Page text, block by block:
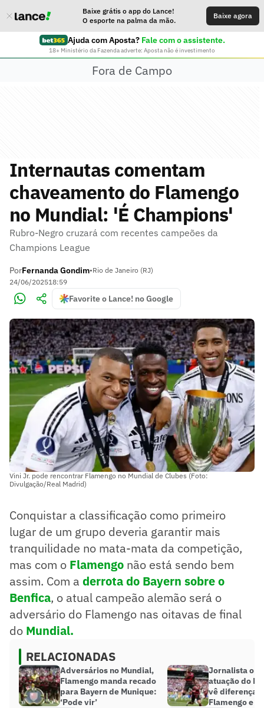
Baixe grátis o app do Lance!
O esporte na palma da mão.
Baixe agora
Ajuda com Aposta? Fale com o assistente.
18+ Ministério da Fazenda adverte: Aposta não é investimento
Fora de Campo
Internautas comentam
chaveamento do Flamengo
no Mundial: 'É Champions'
Rubro-Negro cruzará com recentes campeões da
Champions League
PorFernanda Gondim•Rio de Janeiro (RJ)
24/06/202518:59
Favorite o Lance! no Google
Vini Jr. pode rencontrar Flamengo no Mundial de Clubes (Foto:
Divulgação/Real Madrid)
Conquistar a classificação como primeiro
lugar de um grupo deveria garantir mais
tranquilidade no mata-mata da competição,
mas com o Flamengo não está sendo bem
assim. Com a derrota do Bayern sobre o
Benfica, o atual campeão alemão será o
adversário do Flamengo nas oitavas de final
do Mundial.
RELACIONADAS
Adversários no Mundial,
Flamengo manda recado
para Bayern de Munique:
‘Pode vir’
Jornalista
atuação do
vê diferença
Flamengo e